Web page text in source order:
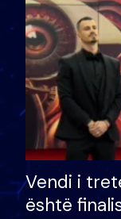
Vendi i
është